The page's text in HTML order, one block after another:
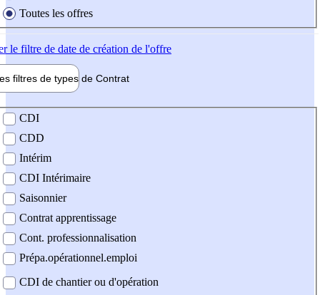
Toutes les offres
le filtre de date de création de l'offre
filtres de types de Contrat
contrat
CDI
CDD
Intérim
CDI Intérimaire
Saisonnier
Contrat apprentissage
Cont. professionnalisation
Prépa.opérationnel.emploi
CDI de chantier ou d'opération